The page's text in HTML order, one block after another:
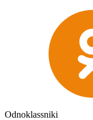
Odnoklassniki